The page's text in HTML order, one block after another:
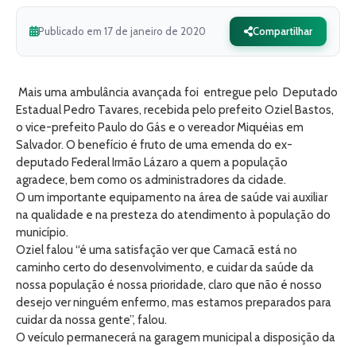
Publicado em 17 de janeiro de 2020 Compartilhar
Mais uma ambulância avançada foi entregue pelo Deputado
Estadual Pedro Tavares, recebida pelo prefeito Oziel Bastos,
o vice-prefeito Paulo do Gás e o vereador Miquéias em
Salvador. O benefício é fruto de uma emenda do ex-
deputado Federal Irmão Lázaro a quem a população
agradece, bem como os administradores da cidade.
O um importante equipamento na área de saúde vai auxiliar
na qualidade e na presteza do atendimento à população do
município.
Oziel falou “é uma satisfação ver que Camacã está no
caminho certo do desenvolvimento, e cuidar da saúde da
nossa população é nossa prioridade, claro que não é nosso
desejo ver ninguém enfermo, mas estamos preparados para
cuidar da nossa gente”, falou.
O veículo permanecerá na garagem municipal a disposição da